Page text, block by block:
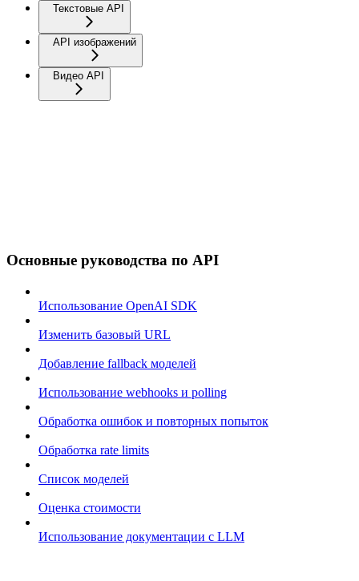
Текстовые API
API изображений
Видео API
Основные руководства по API
Использование OpenAI SDK
Изменить базовый URL
Добавление fallback моделей
Использование webhooks и polling
Обработка ошибок и повторных попыток
Обработка rate limits
Список моделей
Оценка стоимости
Использование документации с LLM